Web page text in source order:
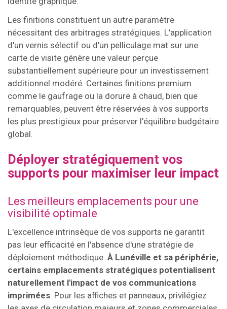
Les finitions constituent un autre paramètre
nécessitant des arbitrages stratégiques. L'application
d'un vernis sélectif ou d'un pelliculage mat sur une
carte de visite génère une valeur perçue
substantiellement supérieure pour un investissement
additionnel modéré. Certaines finitions premium
comme le gaufrage ou la dorure à chaud, bien que
remarquables, peuvent être réservées à vos supports
les plus prestigieux pour préserver l'équilibre budgétaire
global.
Déployer stratégiquement vos
supports pour maximiser leur impact
Les meilleurs emplacements pour une
visibilité optimale
L'excellence intrinsèque de vos supports ne garantit
pas leur efficacité en l'absence d'une stratégie de
déploiement méthodique. À Lunéville et sa périphérie,
certains emplacements stratégiques potentialisent
naturellement l'impact de vos communications
imprimées. Pour les affiches et panneaux, privilégiez